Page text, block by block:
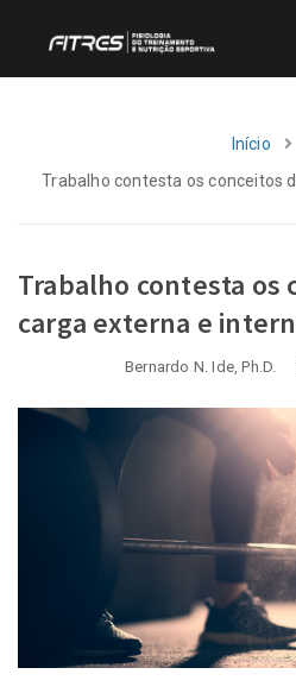
Início
Trabalho contesta os conceitos
Trabalho contesta os
carga externa e
Bernardo N. Ide, Ph.D.